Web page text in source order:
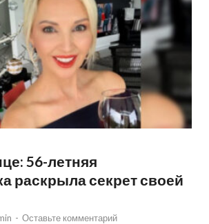
56-летняя
раскрыла секрет своей
- Оставьте комментарий